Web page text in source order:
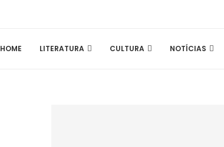
HOME LITERATURA CULTURA NOTÍCIAS